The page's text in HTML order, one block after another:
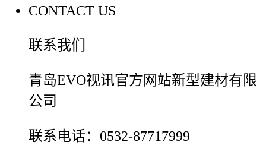
CONTACT US
联系我们
青岛EVO视讯官方网站新型建材有限
公司
联系电话：0532-87717999